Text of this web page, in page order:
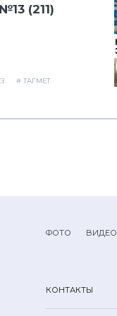
(211)
# ТАГМЕТ
ФОТО ВИДЕО
КОНТАКТЫ